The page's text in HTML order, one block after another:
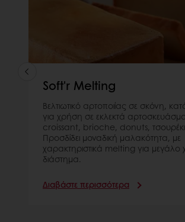
Soft'r Melting
Βελτιωτικό αρτοποιίας σε σκόνη,
για χρήση σε εκλεκτά
croissant, brioche, donuts,
Προσδίδει μοναδική μαλακότητα, με
χαρακτηριστικά melting για μεγάλο
διάστημα.
Διαβάστε περισσότερα